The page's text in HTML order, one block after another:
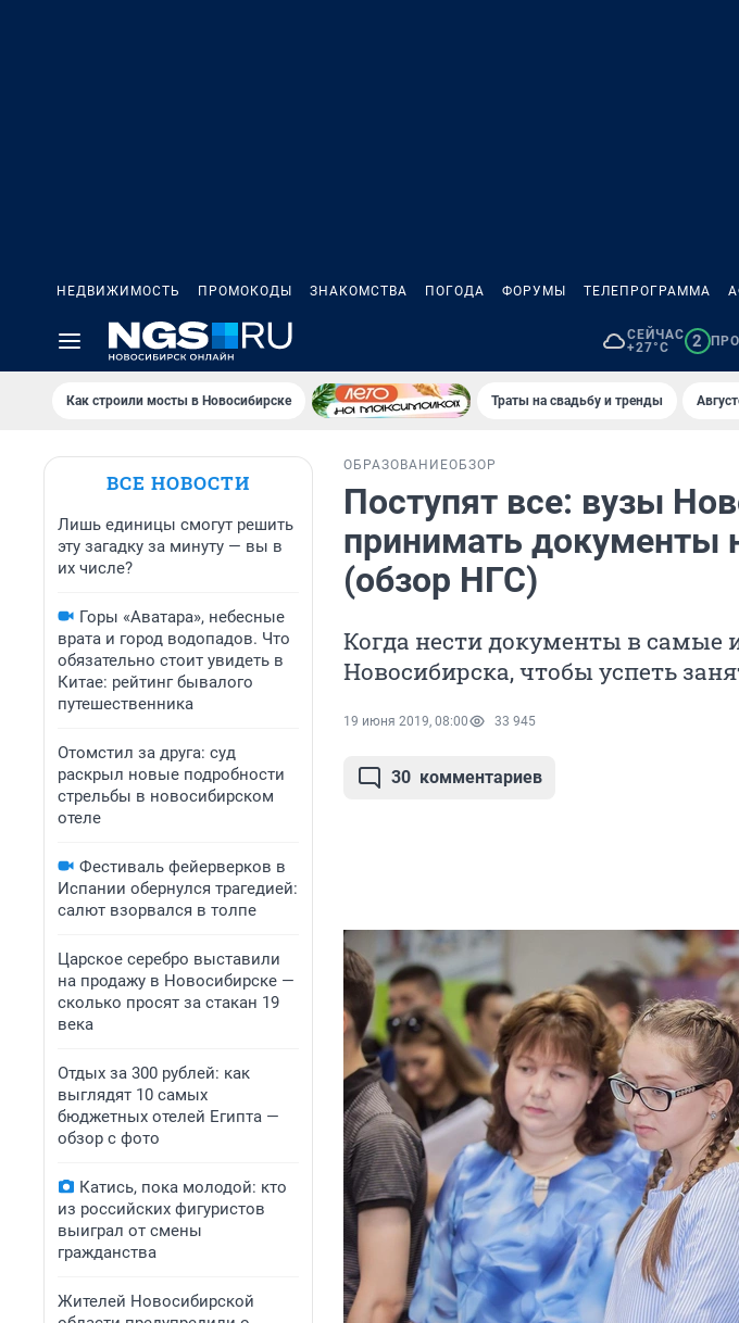
НЕДВИЖИМОСТЬ ПРОМОКОДЫ ЗНАКОМСТВА ПОГОДА ФОРУМЫ ТЕЛЕПРОГРАММА
СЕЙЧАС
+27°C
2
Как строили мосты в Новосибирске Траты на свадьбу и тренды
ВСЕ НОВОСТИ
Лишь единицы смогут решить
эту загадку за минуту — вы в
их числе?
Горы «Аватара», небесные
врата и город водопадов. Что
обязательно стоит увидеть в
Китае: рейтинг бывалого
путешественника
Отомстил за друга: суд
раскрыл новые подробности
стрельбы в новосибирском
отеле
Фестиваль фейерверков в
Испании обернулся трагедией:
салют взорвался в толпе
Царское серебро выставили
на продажу в Новосибирске —
сколько просят за стакан 19
века
Отдых за 300 рублей: как
выглядят 10 самых
бюджетных отелей Египта —
обзор с фото
Катись, пока молодой: кто
из российских фигуристов
выиграл от смены
гражданства
Жителей Новосибирской
ОБРАЗОВАНИЕОБЗОР
Поступят все: вузы
принимать документы
(обзор НГС)
Когда нести документы в самые
Новосибирска, чтобы успеть
19 июня 2019, 08:00 33 945
30 комментариев